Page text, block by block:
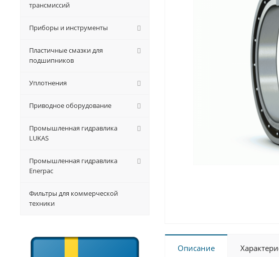
Описание
трансмиссий
Приборы и инструменты
Пластичные смазки для
подшипников
Уплотнения
Приводное оборудование
Промышленная гидравлика
LUKAS
Промышленная гидравлика
Enerpac
Фильтры для коммерческой
техники